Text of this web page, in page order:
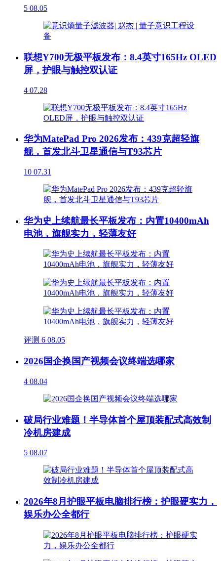
5 08.05
联想Y700无极平板发布：8.4英寸165Hz OLED
屏，护眼与触控双认证
4 07.28
华为MatePad Pro 2026发布：439克超轻旗
舰，首发北斗卫星通信与T93芯片
10 07.31
华为史上续航最长平板发布：内置10400mAh
电池，旗舰实力，轻薄友好
评测 6 08.05
2026国企换国产视频会议终端选哪家
4 08.04
破局行业难题！半导体首个屋顶装配式高效制
冷机房建成
5 08.07
2026年8月护眼平板电脑排行榜：护眼硬实力，
娱乐办公全都行